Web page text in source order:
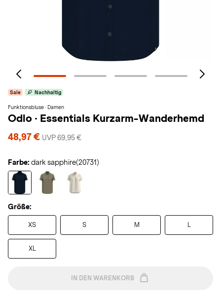
Sale Nachhaltig
Funktionsbluse · Damen
Odlo · Essentials Kurzarm-Wanderhemd
48,97 € UVP 69,95 €
Farbe: dark sapphire(20731)
Größe:
XS S M L
XL
IN DEN WARENKORB